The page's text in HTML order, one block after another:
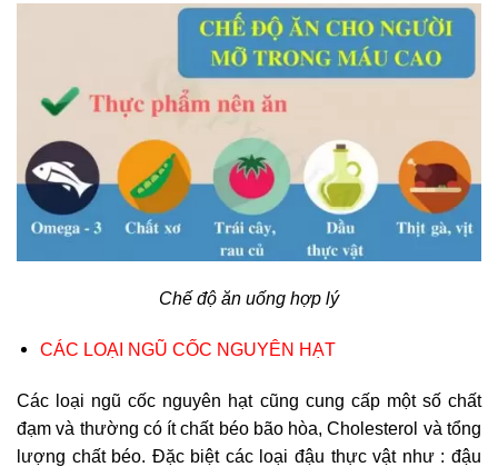
Chế độ ăn uống hợp lý
CÁC LOẠI NGŨ CỐC NGUYÊN HẠT
Các loại ngũ cốc nguyên hạt cũng cung cấp một số chất
đạm và thường có ít chất béo bão hòa, Cholesterol và tổng
lượng chất béo. Đặc biệt các loại đậu thực vật như : đậu